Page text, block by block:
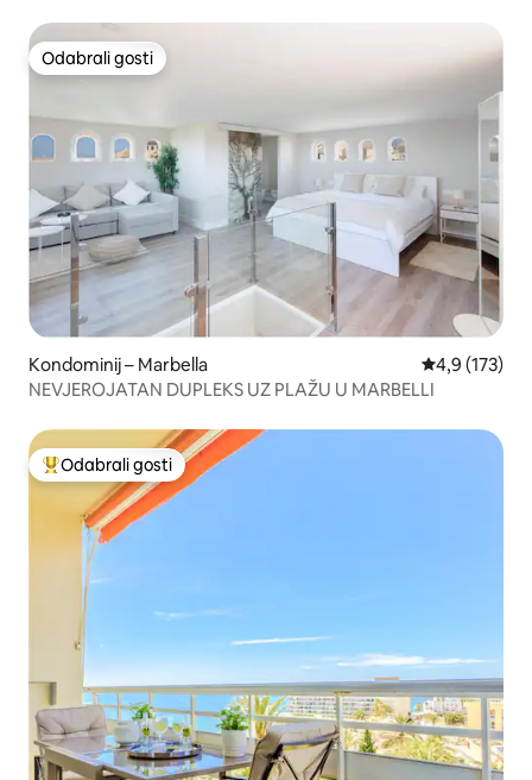
Odabrali gosti
Odabrali gosti
Kondominij – Marbella Prosječna
4,9 (173)
NEVJEROJATAN DUPLEKS UZ PLAŽU U MARBELLI
Među najviše rangiranima s oznakom „Odabrali gosti”
Odabrali gosti